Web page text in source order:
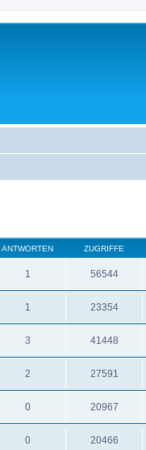
ANTWORTEN ZUGRIFFE
1 56544
1 23354
3 41448
2 27591
0 20967
0 20466